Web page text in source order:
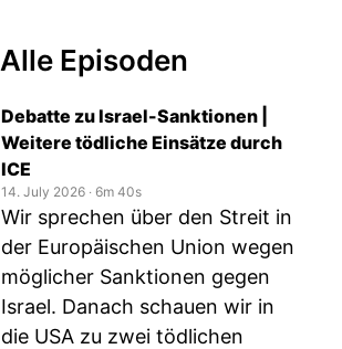
Alle Episoden
Debatte zu Israel-Sanktionen |
Weitere tödliche Einsätze durch
ICE
14. July 2026 ‧ 6m 40s
Wir sprechen über den Streit in
der Europäischen Union wegen
möglicher Sanktionen gegen
Israel. Danach schauen wir in
die USA zu zwei tödlichen